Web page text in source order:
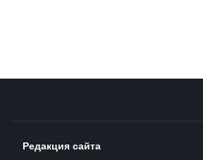
Редакция сайта